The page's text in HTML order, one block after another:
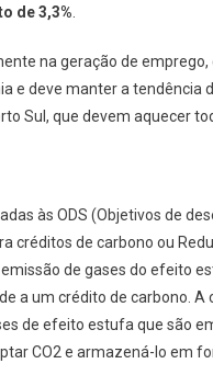
de 3,3%
na geração de
e deve manter a
Sul, que devem aquecer
às ODS (Objetivos de
créditos de carbono ou
de gases do efeito
a um crédito de carbono.
de efeito estufa que são
CO2 e armazená-lo em